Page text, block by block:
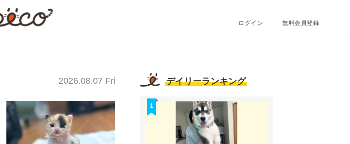
ログイン 無料会員登録
2026.08.07 Fri デイリーランキング
1